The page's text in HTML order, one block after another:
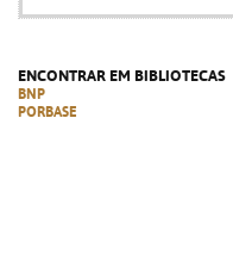
ENCONTRAR EM BIBLIOTECAS
BNP
PORBASE